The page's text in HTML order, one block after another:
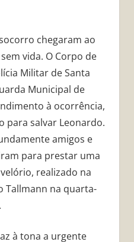
chegaram ao
vida. O Corpo de
Militar de Santa
Municipal de
à ocorrência,
para salvar Leonardo.
amigos e
para prestar uma
realizado na
Tallmann na quarta-
à tona a urgente